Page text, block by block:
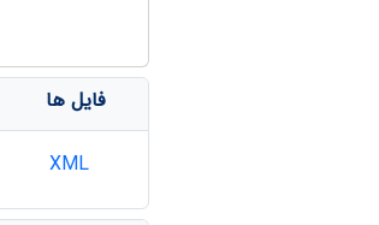
فایل ها